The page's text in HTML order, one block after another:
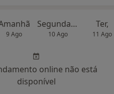
9 Ago
Segunda-feira
10 Ago
Ter,
11 Ago
online não está
disponível